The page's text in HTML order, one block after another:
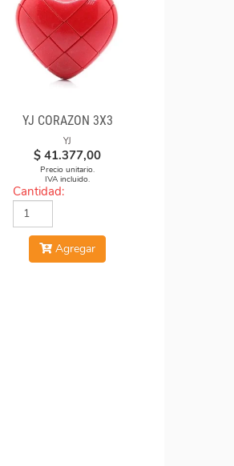
YJ CORAZON 3X3
YJ
$ 41.377,00
Precio unitario.
IVA incluido.
Cantidad:
Agregar